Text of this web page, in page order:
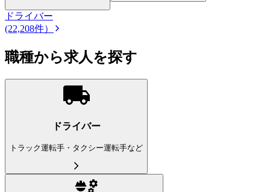
ドライバー
(22,208件）
職種から求人を探す
ドライバー
トラック運転手・タクシー運転手など